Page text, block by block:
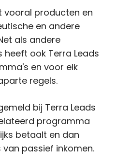
vooral producten en
en andere
als andere
ook Terra Leads
en voor elk
regels.
bij Terra Leads
programma
betaalt en dan
passief inkomen.